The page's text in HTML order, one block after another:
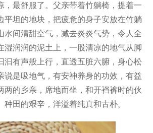
，最舒服了。父亲带着竹躺椅，提着一
平坦的地块，把疲惫的身子安放在竹躺
水间清甜空气，减去炎炎气势，令人全
湿润润的泥土上，一股清凉的地气从脚
汩有声般上行，直透五脏六腑，身心松
说是吸地气，有安神养身的功效，有益
两的乡亲，席地而坐，和开裆裤时的伙
田的艰辛，洋溢着纯真和古朴。